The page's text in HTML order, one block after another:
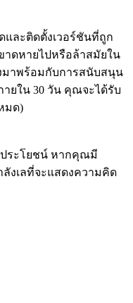
และติดตั้งเวอร์ชันที่ถูก
าดหายไปหรือล้าสมัยใน
มาพร้อมกับการสนับสนุน
ยใน 30 วัน คุณจะได้รับ
มด)
ระโยชน์ หากคุณมี
งเลที่จะแสดงความคิด